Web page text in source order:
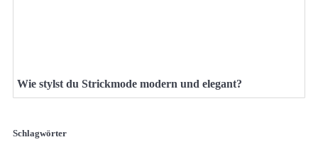
Wie stylst du Strickmode modern und elegant?
Schlagwörter